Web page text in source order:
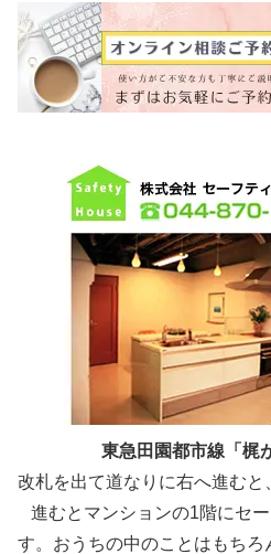
東急田園都市線「梶
改札を出て道なりに右へ進む
進むとマンションの1階にセ
す。おうちの中のことはもちろ